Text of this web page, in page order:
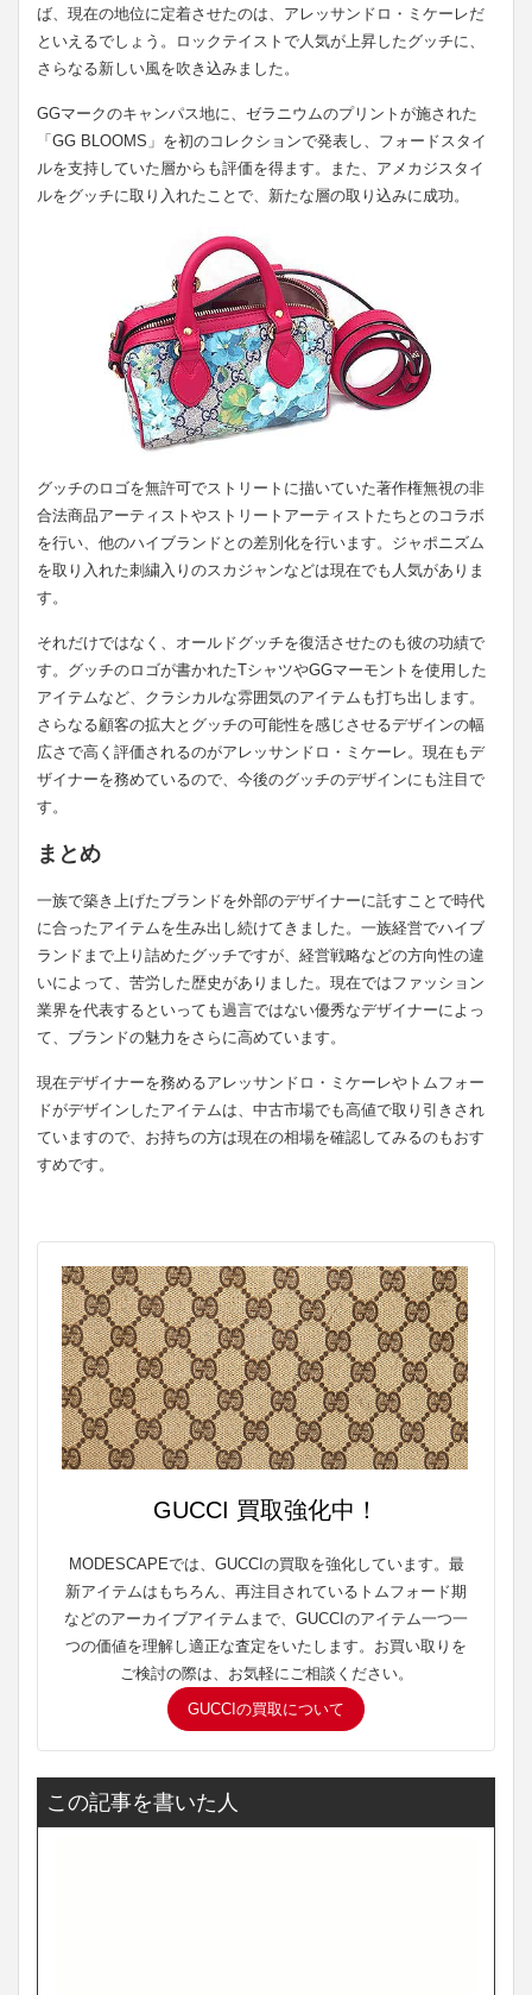
ば、現在の地位に定着させたのは、アレッサンドロ・ミケーレだ
といえるでしょう。ロックテイストで人気が上昇したグッチに、
さらなる新しい風を吹き込みました。
GGマークのキャンパス地に、ゼラニウムのプリントが施された
「GG BLOOMS」を初のコレクションで発表し、フォードスタイ
ルを支持していた層からも評価を得ます。また、アメカジスタイ
ルをグッチに取り入れたことで、新たな層の取り込みに成功。
グッチのロゴを無許可でストリートに描いていた著作権無視の非
合法商品アーティストやストリートアーティストたちとのコラボ
を行い、他のハイブランドとの差別化を行います。ジャポニズム
を取り入れた刺繍入りのスカジャンなどは現在でも人気がありま
す。
それだけではなく、オールドグッチを復活させたのも彼の功績で
す。グッチのロゴが書かれたTシャツやGGマーモントを使用した
アイテムなど、クラシカルな雰囲気のアイテムも打ち出します。
さらなる顧客の拡大とグッチの可能性を感じさせるデザインの幅
広さで高く評価されるのがアレッサンドロ・ミケーレ。現在もデ
ザイナーを務めているので、今後のグッチのデザインにも注目で
す。
まとめ
一族で築き上げたブランドを外部のデザイナーに託すことで時代
に合ったアイテムを生み出し続けてきました。一族経営でハイブ
ランドまで上り詰めたグッチですが、経営戦略などの方向性の違
いによって、苦労した歴史がありました。現在ではファッション
業界を代表するといっても過言ではない優秀なデザイナーによっ
て、ブランドの魅力をさらに高めています。
現在デザイナーを務めるアレッサンドロ・ミケーレやトムフォー
ドがデザインしたアイテムは、中古市場でも高値で取り引きされ
ていますので、お持ちの方は現在の相場を確認してみるのもおす
すめです。
GUCCI 買取強化中！
MODESCAPEでは、GUCCIの買取を強化しています。最
新アイテムはもちろん、再注目されているトムフォード期
などのアーカイブアイテムまで、GUCCIのアイテム一つ一
つの価値を理解し適正な査定をいたします。お買い取りを
ご検討の際は、お気軽にご相談ください。
GUCCIの買取について
この記事を書いた人